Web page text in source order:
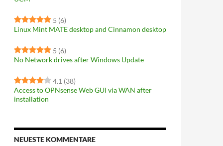
5 (6)
Linux Mint MATE desktop and Cinnamon desktop
5 (6)
No Network drives after Windows Update
4.1 (38)
Access to OPNsense Web GUI via WAN after
installation
NEUESTE KOMMENTARE